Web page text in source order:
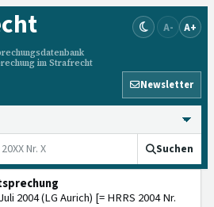
im Strafrecht
A- A+
Newsletter
Suchen
2004 (LG Aurich) [= HRRS 2004 Nr.